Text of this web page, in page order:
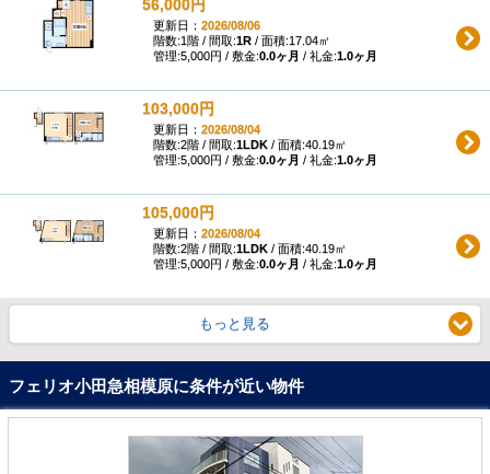
56,000円
更新日： 2026/08/06
階数:1階 / 間取:1R/ 面積:17.04㎡
管理:5,000円 / 敷金:0.0ヶ月 / 礼金:1.0ヶ月
103,000円
更新日： 2026/08/04
階数:2階 / 間取:1LDK/ 面積:40.19㎡
管理:5,000円 / 敷金:0.0ヶ月 / 礼金:1.0ヶ月
105,000円
更新日： 2026/08/04
階数:2階 / 間取:1LDK/ 面積:40.19㎡
管理:5,000円 / 敷金:0.0ヶ月 / 礼金:1.0ヶ月
もっと見る
フェリオ小田急相模原に条件が近い物件